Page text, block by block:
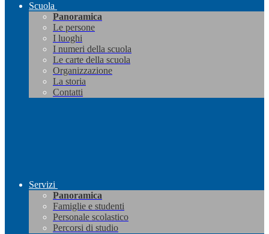
Scuola
Panoramica
Le persone
I luoghi
I numeri della scuola
Le carte della scuola
Organizzazione
La storia
Contatti
Servizi
Panoramica
Famiglie e studenti
Personale scolastico
Percorsi di studio